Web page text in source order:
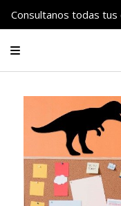
Consultanos todas tus